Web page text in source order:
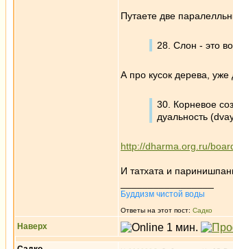
Путаете две
28. Слон - это
А про кусок дерева,
30. Корневое
дуальность
http://dharma.org.ru/
И татхата и
Буддизм чистой воды
Ответы на этот пост: Садко
Наверх